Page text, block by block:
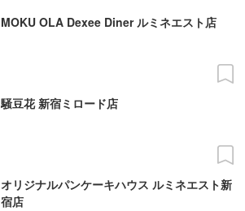
MOKU OLA Dexee Diner ルミネエスト店
騒豆花 新宿ミロード店
オリジナルパンケーキハウス ルミネエスト新
宿店